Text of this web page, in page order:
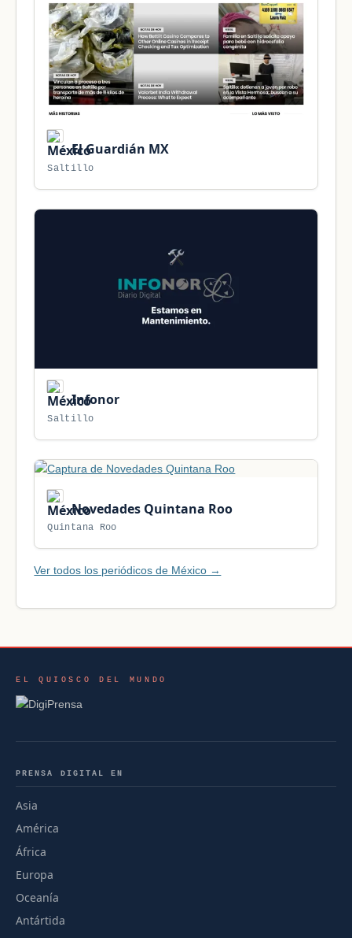
El Guardián MX
Saltillo
Infonor
Saltillo
Novedades Quintana Roo
Quintana Roo
Ver todos los periódicos de México →
EL QUIOSCO DEL MUNDO
PRENSA DIGITAL EN
Asia
América
África
Europa
Oceanía
Antártida